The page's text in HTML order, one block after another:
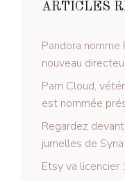
ARTICLES
Pandora nomme
nouveau
Pam Cloud,
est nommée
Regardez
jumelles de Syna
Etsy va